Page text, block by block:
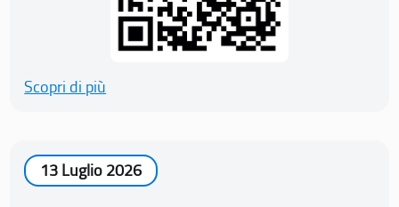
Scopri di più
13 Luglio 2026